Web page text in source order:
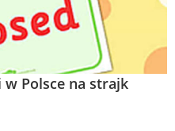
Polsce na strajk